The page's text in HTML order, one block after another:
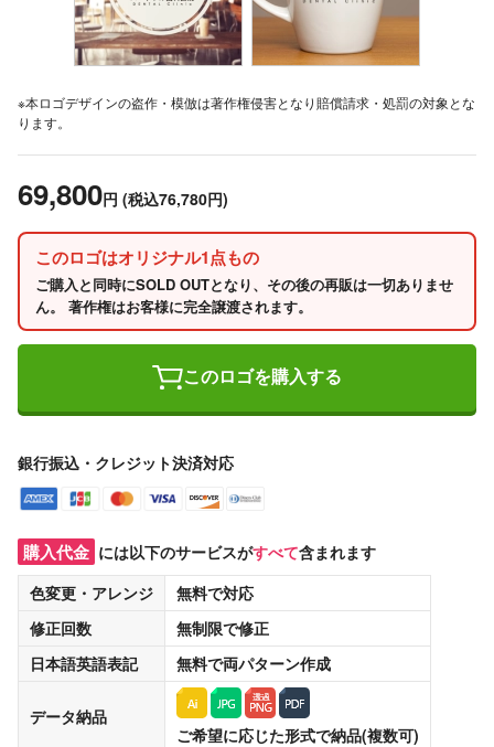
※本ロゴデザインの盗作・模倣は著作権侵害となり賠償請求・処罰の対象とな
ります。
69,800円 (税込76,780円)
このロゴはオリジナル1点もの
ご購入と同時にSOLD OUTとなり、その後の再販は一切ありませ
ん。 著作権はお客様に完全譲渡されます。
このロゴを購入する
銀行振込・クレジット決済対応
購入代金 には以下のサービスがすべて含まれます
色変更・アレンジ
無料で対応
修正回数
無制限で修正
日本語英語表記
無料で両パターン作成
データ納品
ご希望に応じた形式で納品(複数可)